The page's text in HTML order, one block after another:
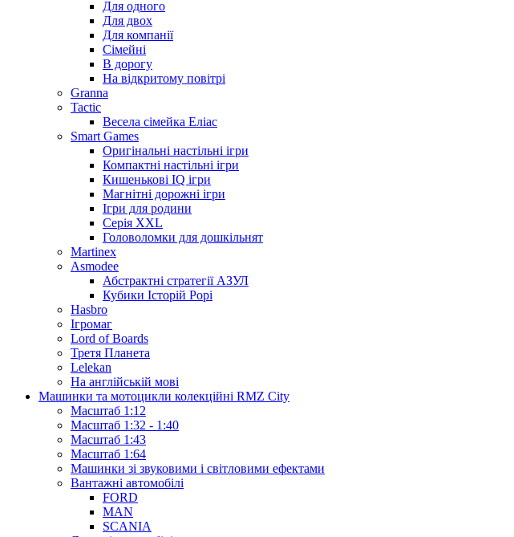
Для одного
Для двох
Для компанії
Сімейні
В дорогу
На відкритому повітрі
Granna
Tactic
Весела сімейка Еліас
Smart Games
Оригінальні настільні ігри
Компактні настільні ігри
Кишенькові IQ ігри
Магнітні дорожні ігри
Ігри для родини
Серія XXL
Головоломки для дошкільнят
Martinex
Asmodee
Абстрактні стратегії АЗУЛ
Кубики Історій Рорі
Hasbro
Ігромаг
Lord of Boards
Третя Планета
Lelekan
На англійській мові
Машинки та мотоцикли колекційні RMZ City
Масштаб 1:12
Масштаб 1:32 - 1:40
Масштаб 1:43
Масштаб 1:64
Машинки зі звуковими і світловими ефектами
Вантажні автомобілі
FORD
MAN
SCANIA